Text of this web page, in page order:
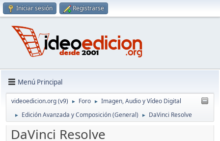
Iniciar sesión Registrarse
Menú Principal
videoedicion.org (v9) ► Foro ► Imagen, Audio y Vídeo Digital
► Edición Avanzada y Composición (General) ► DaVinci Resolve
DaVinci Resolve